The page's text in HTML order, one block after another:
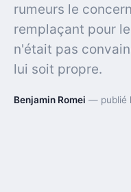
rumeurs le
remplaçant pour
n'était pas
lui soit propre.
Benjamin Romei — publié